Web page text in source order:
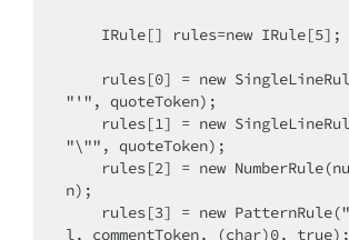
"'", quoteToken);
"\"", quoteToken);
n);
l, commentToken, (char)0, true);